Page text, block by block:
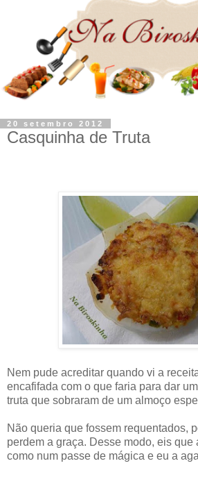
20 setembro 2012
Casquinha de Truta
Nem pude acreditar quando vi a
encafifada com o que faria para dar
truta que sobraram de um almoço
Não queria que fossem requentados,
perdem a graça. Desse modo, eis que
como num passe de mágica e eu a